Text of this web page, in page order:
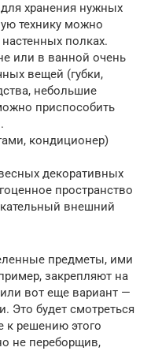
хранения нужных
технику можно
полках.
или в ванной очень
вещей (губки,
небольшие
приспособить
кондиционер)
декоративных
пространство
внешний
предметы, ими
закрепляют на
вот еще вариант —
Это будет смотреться
к решению этого
не переборщив,